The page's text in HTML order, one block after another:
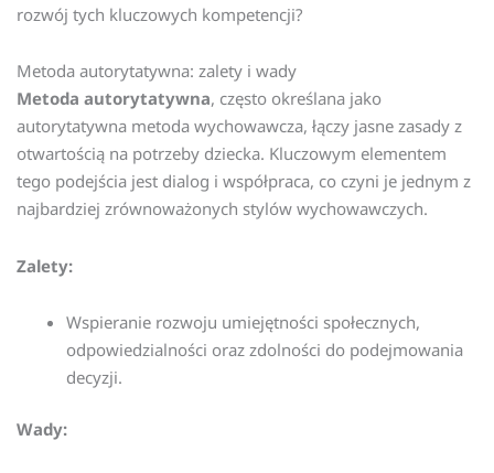
rozwój tych kluczowych kompetencji?
Metoda autorytatywna: zalety i wady
Metoda autorytatywna, często określana jako
autorytatywna metoda wychowawcza, łączy jasne zasady z
otwartością na potrzeby dziecka. Kluczowym elementem
tego podejścia jest dialog i współpraca, co czyni je jednym z
najbardziej zrównoważonych stylów wychowawczych.
Zalety:
Wspieranie rozwoju umiejętności społecznych,
odpowiedzialności oraz zdolności do podejmowania
decyzji.
Wady: